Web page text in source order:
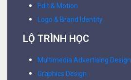
Edit & Motion
Logo & Brand Identity
LỘ TRÌNH HỌC
Multimedia Advertising Design
Graphics Design